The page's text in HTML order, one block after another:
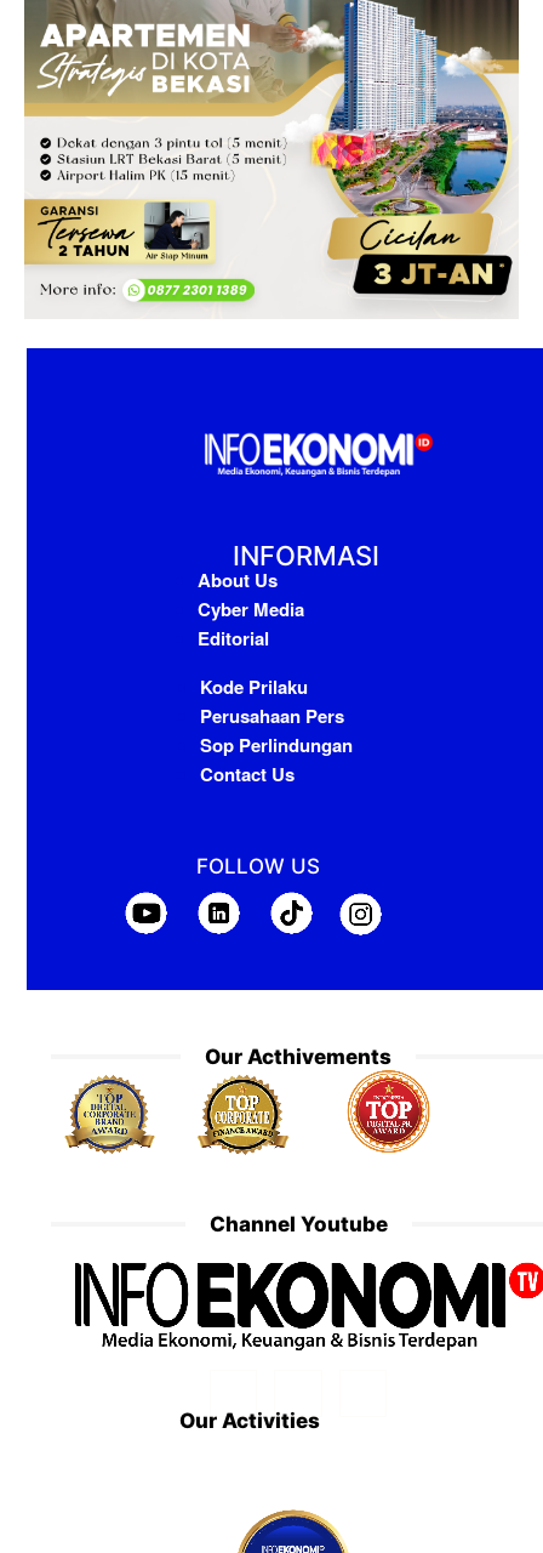
INFORMASI
About Us
Cyber Media
Editorial
Kode Prilaku
Perusahaan Pers
Sop Perlindungan
Contact Us
FOLLOW US
Our Acthivements
Channel Youtube
Our Activities